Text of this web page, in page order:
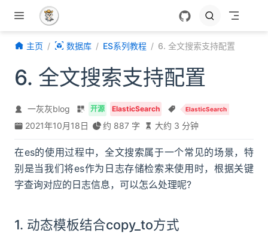
跳至主要內容
主页 数据库 ES系列教程 6. 全文搜索支持配置
6. 全文搜索支持配置
一灰灰blog 开源 ElasticSearch ElasticSearch
2021年10月18日 约 887 字 大约 3 分钟
在es的使用过程中，全文搜索属于一个常见的场景，特
别是当我们将es作为日志存储检索来使用时，根据关键
字查询对应的日志信息，可以怎么处理呢?
1. 动态模板结合copy_to方式